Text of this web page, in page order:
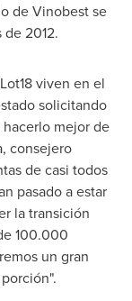
de Vinobest se
2012.
viven en el
solicitando
mejor de
, consejero
de casi todos
pasado a estar
la transición
100.000
un gran